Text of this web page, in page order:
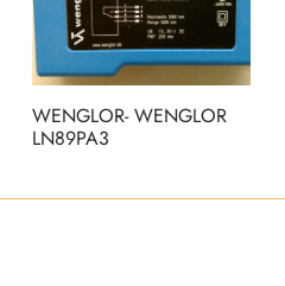
WENGLOR- WENGLOR
LN89PA3